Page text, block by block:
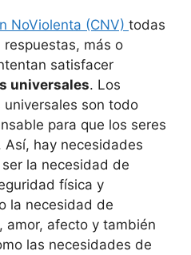
NoViolenta (CNV) todas
más o
satisfacer
universales. Los
son todo
para que los seres
Así, hay necesidades
la necesidad de
física y
la necesidad de
amor, afecto y también
las necesidades de